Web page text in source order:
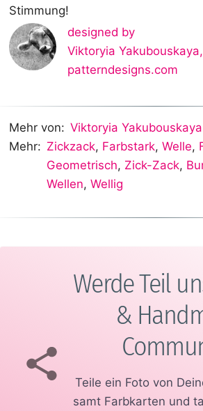
Stimmung!
designed by
Viktoryia Yakubouskaya,
patterndesigns.com
Mehr von: Viktoryia Yakubouskaya
Mehr: Zickzack, Farbstark,Welle,
Geometrisch, Zick-Zack,
Wellen,Wellig
Werde Teil
&
Teile ein Foto von
samt Farbkarten und